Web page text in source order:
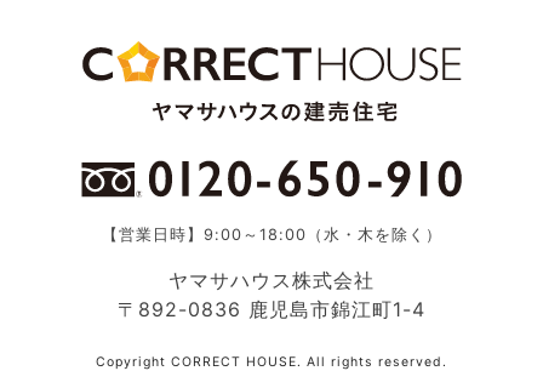
【営業日時】9:00～18:00（水・木を除く）
ヤマサハウス株式会社
〒892-0836 鹿児島市錦江町1-4
Copyright CORRECT HOUSE. All rights reserved.